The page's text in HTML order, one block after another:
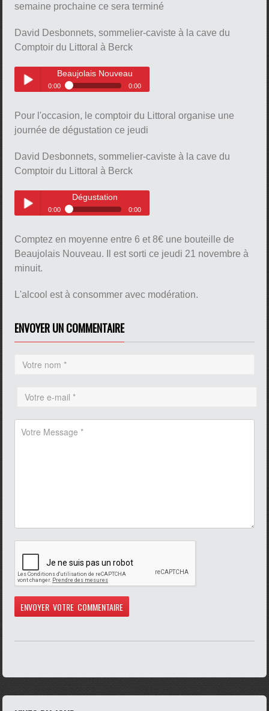
semaine prochaine ce sera terminé
David Desbonnets, sommelier-caviste à la cave du
Comptoir du Littoral à Berck
Play /
pause
Beaujolais Nouveau
0:00 0:00
Pour l'occasion, le comptoir du Littoral organise une
journée de dégustation ce jeudi
David Desbonnets, sommelier-caviste à la cave du
Comptoir du Littoral à Berck
Play /
pause
Dégustation
0:00 0:00
Comptez en moyenne entre 6 et 8€ une bouteille de
Beaujolais Nouveau. Il est sorti ce jeudi 21 novembre à
minuit.
L'alcool est à consommer avec modération.
ENVOYER UN COMMENTAIRE